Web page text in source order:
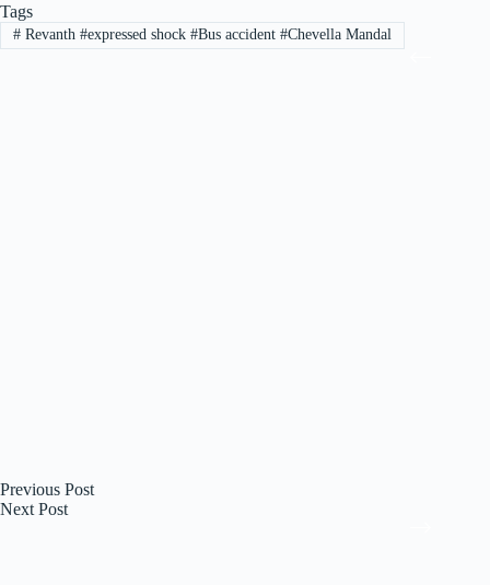
Tags
#Revanth #expressed shock #Bus accident #Chevella Mandal
Previous Post
Next Post